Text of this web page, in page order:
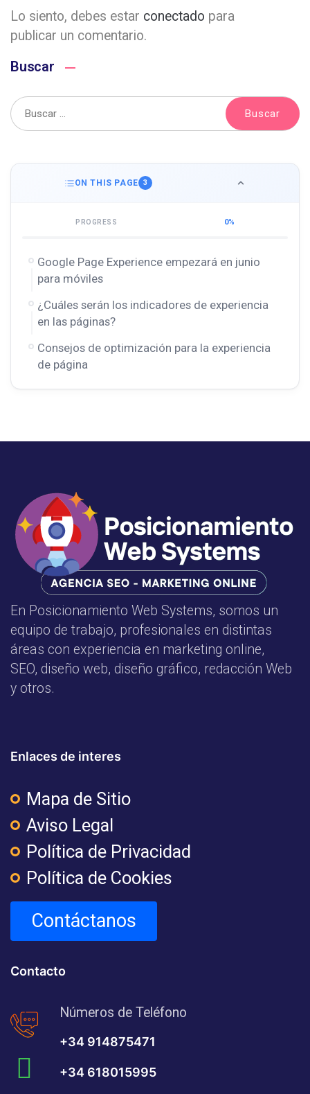
Lo siento, debes estar conectado para
publicar un comentario.
Buscar
ON THIS PAGE 3
PROGRESS 0%
Google Page Experience empezará en junio
para móviles
¿Cuáles serán los indicadores de experiencia
en las páginas?
Consejos de optimización para la experiencia
de página
En Posicionamiento Web Systems, somos un
equipo de trabajo, profesionales en distintas
áreas con experiencia en marketing online,
SEO, diseño web, diseño gráfico, redacción Web
y otros.
Enlaces de interes
Mapa de Sitio
Aviso Legal
Política de Privacidad
Política de Cookies
Contáctanos
Contacto
Números de Teléfono
+34 914875471
+34 618015995